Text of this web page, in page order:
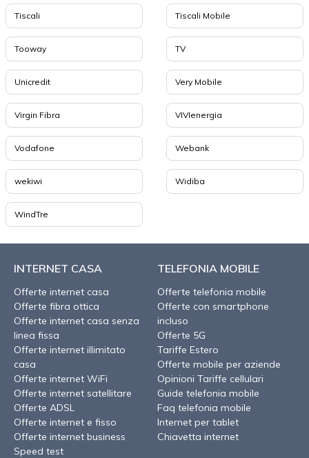
Tiscali Tiscali Mobile
Tooway TV
Unicredit Very Mobile
Virgin Fibra VIVIenergia
Vodafone Webank
wekiwi Widiba
WindTre
INTERNET CASA
Offerte internet casa
Offerte fibra ottica
Offerte internet casa senza
linea fissa
Offerte internet illimitato
casa
Offerte internet WiFi
Offerte internet satellitare
Offerte ADSL
Offerte internet e fisso
Offerte internet business
Speed test
TELEFONIA MOBILE
Offerte telefonia mobile
Offerte con smartphone
incluso
Offerte 5G
Tariffe Estero
Offerte mobile per aziende
Opinioni Tariffe cellulari
Guide telefonia mobile
Faq telefonia mobile
Internet per tablet
Chiavetta internet